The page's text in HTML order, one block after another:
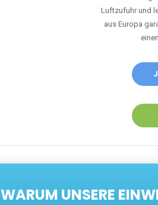
Luftzufuhr und
aus Europa
WARUM UNSERE